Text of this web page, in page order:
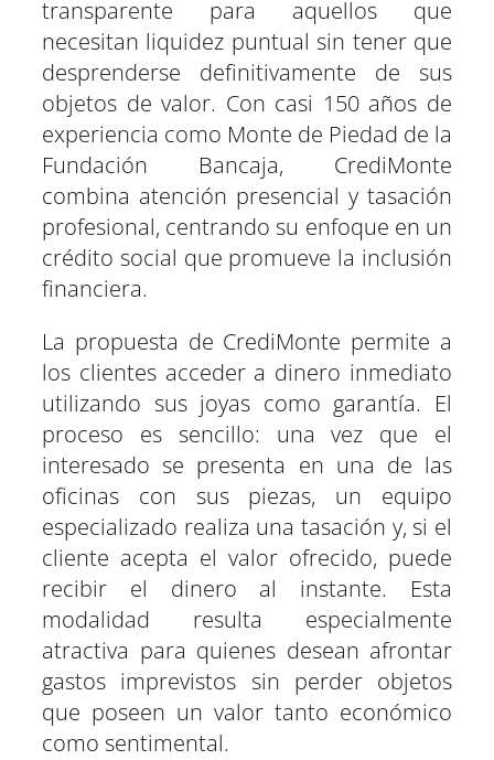
transparente para aquellos que
necesitan liquidez puntual sin tener que
desprenderse definitivamente de sus
objetos de valor. Con casi 150 años de
experiencia como Monte de Piedad de la
Fundación Bancaja, CrediMonte
combina atención presencial y tasación
profesional, centrando su enfoque en un
crédito social que promueve la inclusión
financiera.
La propuesta de CrediMonte permite a
los clientes acceder a dinero inmediato
utilizando sus joyas como garantía. El
proceso es sencillo: una vez que el
interesado se presenta en una de las
oficinas con sus piezas, un equipo
especializado realiza una tasación y, si el
cliente acepta el valor ofrecido, puede
recibir el dinero al instante. Esta
modalidad resulta especialmente
atractiva para quienes desean afrontar
gastos imprevistos sin perder objetos
que poseen un valor tanto económico
como sentimental.